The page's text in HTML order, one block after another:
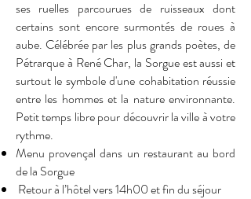
ses ruelles parcourues de ruisseaux dont
certains sont encore surmontés de roues à
aube. Célébrée par les plus grands poètes, de
Pétrarque à René Char, la Sorgue est aussi et
surtout le symbole d'une cohabitation réussie
entre les hommes et la nature environnante.
Petit temps libre pour découvrir la ville à votre
rythme.
Menu provençal dans un restaurant au bord
de la Sorgue
Retour à l’hôtel vers 14h00 et fin du séjour